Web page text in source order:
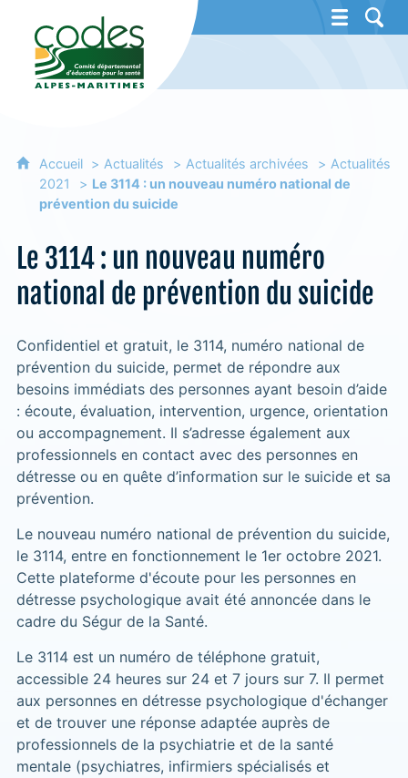
CoDES 06 - Comité départemental
Accueil Actualités Actualités archivées
Actualités
2021
Le 3114 : un nouveau numéro national de
prévention du suicide
Le 3114 : un nouveau numéro
national de prévention du suicide
Confidentiel et gratuit, le 3114, numéro national de
prévention du suicide, permet de répondre aux
besoins immédiats des personnes ayant besoin d’aide
: écoute, évaluation, intervention, urgence, orientation
ou accompagnement. Il s’adresse également aux
professionnels en contact avec des personnes en
détresse ou en quête d’information sur le suicide et sa
prévention.
Le nouveau numéro national de prévention du suicide,
le 3114, entre en fonctionnement le 1er octobre 2021.
Cette plateforme d'écoute pour les personnes en
détresse psychologique avait été annoncée dans le
cadre du Ségur de la Santé.
Le 3114 est un numéro de téléphone gratuit,
accessible 24 heures sur 24 et 7 jours sur 7. Il permet
aux personnes en détresse psychologique d'échanger
et de trouver une réponse adaptée auprès de
professionnels de la psychiatrie et de la santé
mentale (psychiatres, infirmiers spécialisés et